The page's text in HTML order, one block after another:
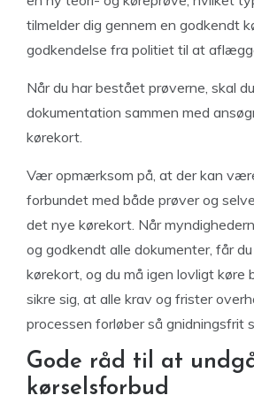
tilmelder dig gennem en godkendt
godkendelse fra politiet til at
Når du har bestået prøverne, skal
dokumentation sammen med
kørekort.
Vær opmærksom på, at der kan
forbundet med både prøver og
det nye kørekort. Når
og godkendt alle dokumenter, får
kørekort, og du må igen lovligt køre
sikre sig, at alle krav og frister
processen forløber så gnidningsfrit
Gode råd til at
kørselsforbud